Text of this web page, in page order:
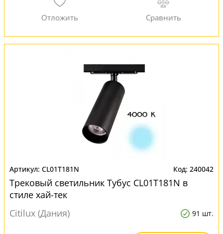
CL01T181N 240042
Трековый светильник Тубус CL01T181N в
стиле хай-тек
Citilux (Дания)
91 шт.